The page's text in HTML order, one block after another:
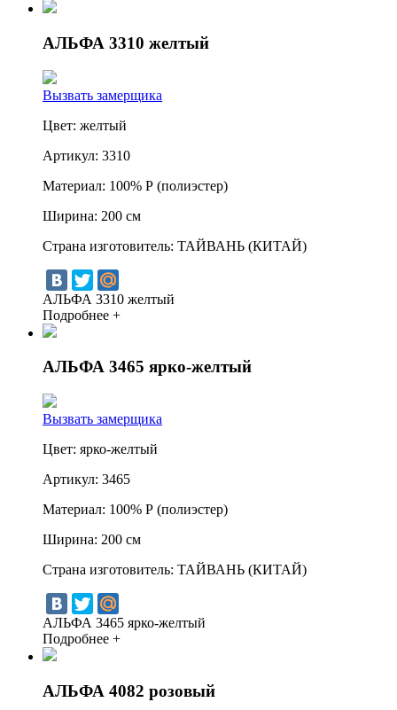
АЛЬФА 3310 желтый
Вызвать замерщика
Цвет: желтый
Артикул: 3310
Материал: 100% Р (полиэстер)
Ширина: 200 см
Страна изготовитель: ТАЙВАНЬ (КИТАЙ)
АЛЬФА 3310 желтый
Подробнее +
АЛЬФА 3465 ярко-желтый
Вызвать замерщика
Цвет: ярко-желтый
Артикул: 3465
Материал: 100% Р (полиэстер)
Ширина: 200 см
Страна изготовитель: ТАЙВАНЬ (КИТАЙ)
АЛЬФА 3465 ярко-желтый
Подробнее +
АЛЬФА 4082 розовый